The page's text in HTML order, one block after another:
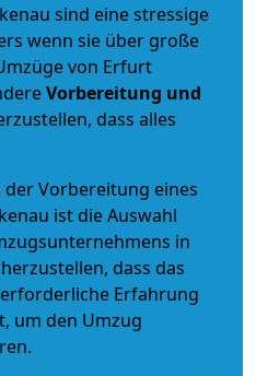
sind eine stressige
wenn sie über große
von Erfurt
Vorbereitung und
dass alles
Vorbereitung eines
ist die Auswahl
in
dass das
Erfahrung
um den Umzug